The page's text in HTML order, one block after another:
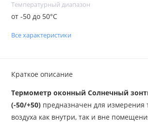
Температурный диапазон
от -50 до 50°С
Все характеристики
Краткое описание
Термометр оконный Солнечный
(-50/+50)предназначен для измерения
воздуха как внутри, так и вне